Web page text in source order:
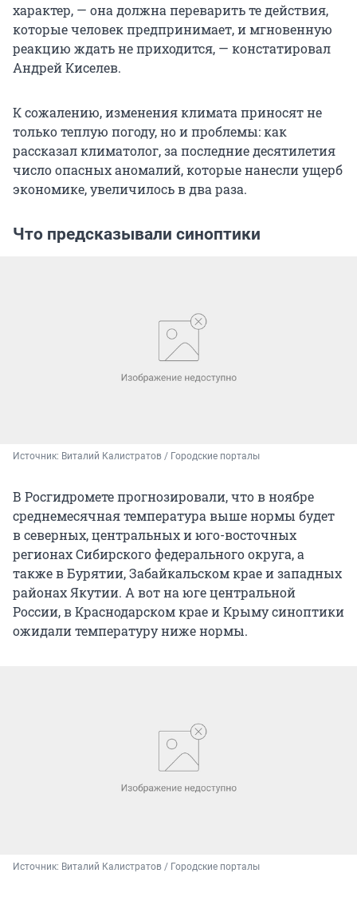
характер, — она должна переварить те действия,
которые человек предпринимает, и мгновенную
реакцию ждать не приходится, — констатировал
Андрей Киселев.
К сожалению, изменения климата приносят не
только теплую погоду, но и проблемы: как
рассказал климатолог, за последние десятилетия
число опасных аномалий, которые нанесли ущерб
экономике, увеличилось в два раза.
Что предсказывали синоптики
Источник: Виталий Калистратов / Городские порталы
В Росгидромете прогнозировали, что в ноябре
среднемесячная температура выше нормы будет
в северных, центральных и юго-восточных
регионах Сибирского федерального округа, а
также в Бурятии, Забайкальском крае и западных
районах Якутии. А вот на юге центральной
России, в Краснодарском крае и Крыму синоптики
ожидали температуру ниже нормы.
Источник: Виталий Калистратов / Городские порталы